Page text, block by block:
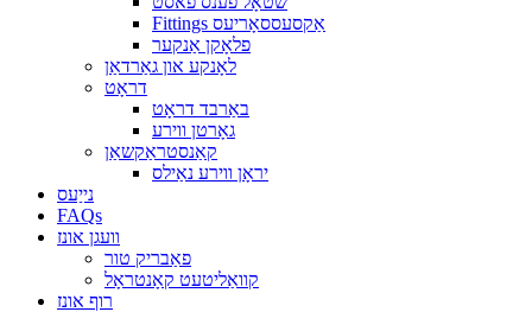
Fittings אַקסעססאָריעס
פלאָקן אַנקער
לאָנקע און גאַרדאַן
דראָט
באַרבד דראָט
גאָרטן ווירע
קאַנסטראַקשאַן
יראָן ווירע נאַילס
נייַעס
FAQs
וועגן אונז
פאַבריק טור
קוואַליטעט קאָנטראָל
רוף אונז